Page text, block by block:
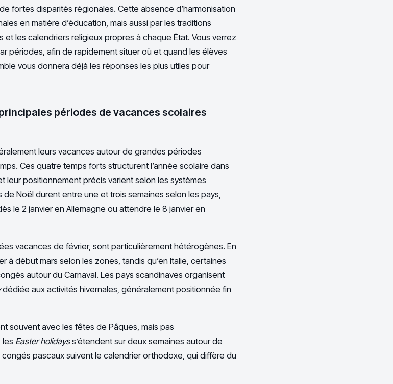
fortes disparités régionales. Cette absence d’harmonisation
en matière d’éducation, mais aussi par les traditions
et les calendriers religieux propres à chaque État. Vous verrez
périodes, afin de rapidement situer où et quand les élèves
vous donnera déjà les réponses les plus utiles pour
périodes de vacances scolaires
leurs vacances autour de grandes périodes
Ces quatre temps forts structurent l’année scolaire dans
leur positionnement précis varient selon les systèmes
Noël durent entre une et trois semaines selon les pays,
le 2 janvier en Allemagne ou attendre le 8 janvier en
vacances de février, sont particulièrement hétérogènes. En
à début mars selon les zones, tandis qu’en Italie, certaines
autour du Carnaval. Les pays scandinaves organisent
dédiée aux activités hivernales, généralement positionnée fin
souvent avec les fêtes de Pâques, mais pas
les Easter holidayss’étendent sur deux semaines autour de
pascaux suivent le calendrier orthodoxe, qui diffère du